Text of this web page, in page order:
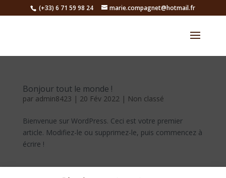
(+33) 6 71 59 98 24 marie.compagnet@hotmail.fr
Bonjour tout le monde !
par admin8423 | 20 Fév 2022| Non classé
Bienvenue sur WordPress. Ceci est votre premier
article. Modifiez-le ou supprimez-le, puis commencez à
écrire !